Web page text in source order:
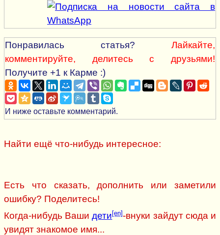
Понравилась статья?
Лайкайте,
комментируйте, делитесь с друзьями!
Получите +1 к Карме :)
И ниже оставьте комментарий.
Найти ещё что-нибудь интересное:
Есть что сказать, дополнить или заметили
ошибку? Поделитесь!
Когда-нибудь Вашидети [en]-внуки зайдут сюда и
увидят знакомое имя...